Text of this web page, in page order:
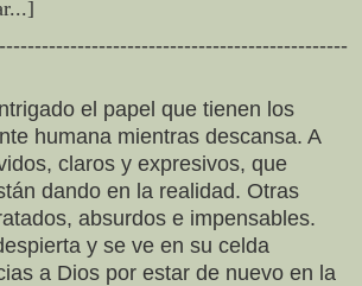
el papel que tienen los
humana mientras descansa. A
claros y expresivos, que
dando en la realidad. Otras
absurdos e impensables.
y se ve en su celda
a Dios por estar de nuevo en la